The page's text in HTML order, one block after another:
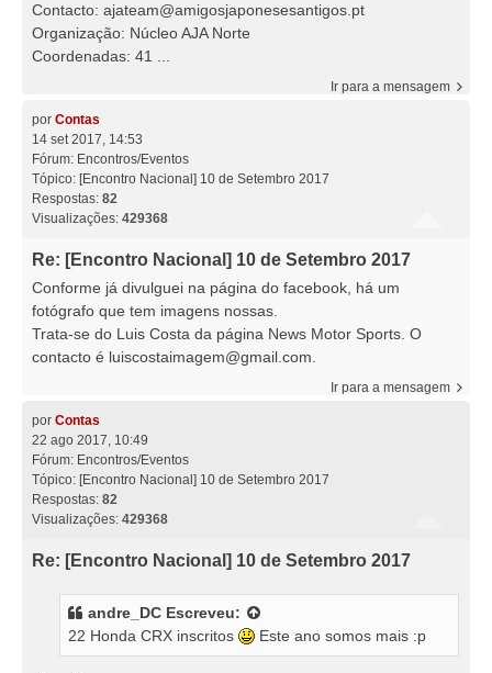
Contacto: ajateam@amigosjaponesesantigos.pt
Organização: Núcleo AJA Norte
Coordenadas: 41 ...
Ir para a mensagem
por Contas
14 set 2017, 14:53
Fórum: Encontros/Eventos
Tópico: [Encontro Nacional] 10 de Setembro 2017
Respostas: 82
Visualizações: 429368
Re: [Encontro Nacional] 10 de Setembro 2017
Conforme já divulguei na página do facebook, há um
fotógrafo que tem imagens nossas.
Trata-se do Luis Costa da página News Motor Sports. O
contacto é luiscostaimagem@gmail.com
Ir para a mensagem
por Contas
22 ago 2017, 10:49
Fórum: Encontros/Eventos
Tópico: [Encontro Nacional] 10 de Setembro 2017
Respostas: 82
Visualizações: 429368
Re: [Encontro Nacional] 10 de Setembro 2017
andre_DC Escreveu:
22 Honda CRX inscritos
Este ano somos mais :p